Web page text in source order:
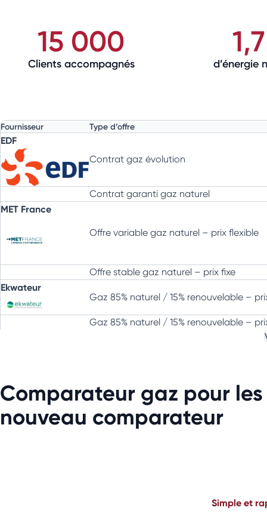
15 000
Clients accompagnés d’énergie
Fournisseur Type d’offre
EDF
Contrat gaz évolution
Contrat garanti gaz naturel
MET France
Offre variable gaz naturel – prix flexible
Offre stable gaz naturel – prix fixe
Ekwateur
Gaz 85% naturel / 15% renouvelable –
Gaz 85% naturel / 15% renouvelable –
Alterna Énergie
Offre sur-mesure
Comparateur gaz pour
nouveau comparateur
Simple et